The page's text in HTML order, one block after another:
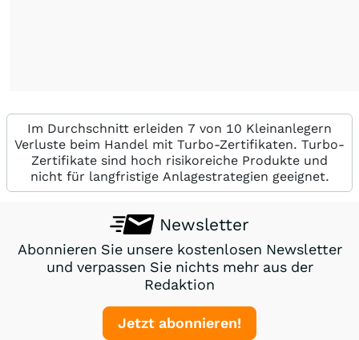
Im Durchschnitt erleiden 7 von 10 Kleinanlegern
Verluste beim Handel mit Turbo-Zertifikaten. Turbo-
Zertifikate sind hoch risikoreiche Produkte und
nicht für langfristige Anlagestrategien geeignet.
Newsletter
Abonnieren Sie unsere kostenlosen Newsletter
und verpassen Sie nichts mehr aus der
Redaktion
Jetzt abonnieren!